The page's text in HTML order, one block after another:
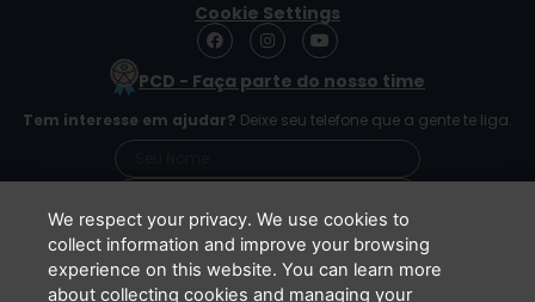
Cookie Settings
F
a
e
o
o
I
n
s
t
g
r
m
Y
o
t
b
e
PCD - Faça parte do nosso time
Tem interesse em ajudar? Deixe seu telefone que a gente te liga.
Li e concordo que minhas informações serão
tratadas de acordo com oAviso de Privacidade
We respect your privacy. We use cookies to
collect information and improve your browsing
experience on this website. You can learn more
about collecting cookies and managing your